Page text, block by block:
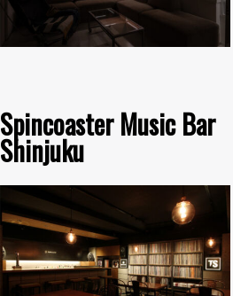
Spincoaster Music Bar
Shinjuku